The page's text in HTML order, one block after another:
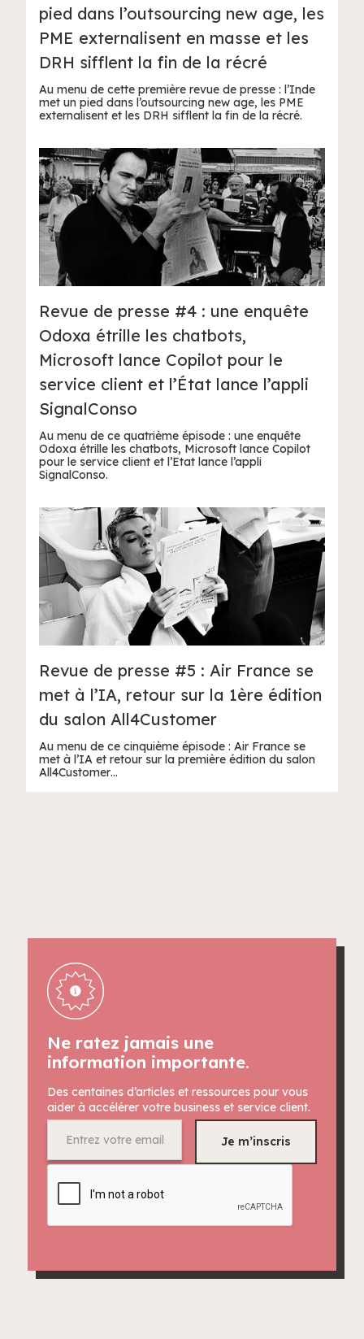
pied dans l’outsourcing new age, les
PME externalisent en masse et les
DRH sifflent la fin de la récré
Au menu de cette première revue de presse : l’Inde
met un pied dans l’outsourcing new age, les PME
externalisent et les DRH sifflent la fin de la récré.
Revue de presse #4 : une enquête
Odoxa étrille les chatbots,
Microsoft lance Copilot pour le
service client et l’État lance l’appli
SignalConso
Au menu de ce quatrième épisode : une enquête
Odoxa étrille les chatbots, Microsoft lance Copilot
pour le service client et l’Etat lance l’appli
SignalConso.
Revue de presse #5 : Air France se
met à l’IA, retour sur la 1ère édition
du salon All4Customer
Au menu de ce cinquième épisode : Air France se
met à l’IA et retour sur la première édition du salon
All4Customer…
Ne ratez jamais une
information importante.
Des centaines d’articles et ressources pour vous
aider à accélérer votre business et service client.